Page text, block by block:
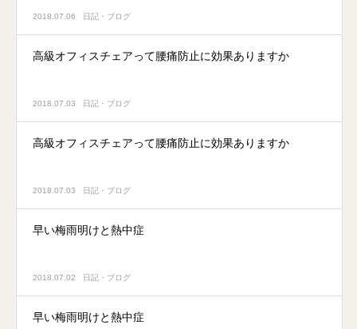
2018.07.06 日記・ブログ
高級オフィスチェアって腰痛防止に効果ありますか
2018.07.03 日記・ブログ
高級オフィスチェアって腰痛防止に効果ありますか
2018.07.03 日記・ブログ
早い梅雨明けと熱中症
2018.07.02 日記・ブログ
早い梅雨明けと熱中症